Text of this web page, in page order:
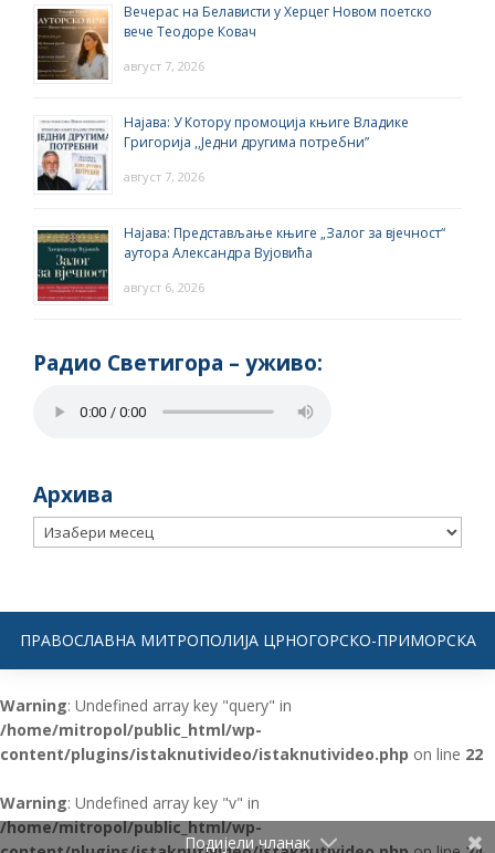
Вечерас на Белависти у Херцег Новом поетско
вече Теодоре Ковач
август 7, 2026
Најава: У Котору промоција књиге Владике
Григорија ,,Једни другима потребни”
август 7, 2026
Најава: Представљање књиге „Залог за вјечност“
аутора Александра Вујовића
август 6, 2026
Радио Светигора – yживо:
Архива
Архива
ПРАВОСЛАВНА МИТРОПОЛИЈА ЦРНОГОРСКО-ПРИМОРСКА
Warning: Undefined array key "query" in
/home/mitropol/public_html/wp-
content/plugins/istaknutivideo/istaknutivideo.php on line 22
Warning: Undefined array key "v" in
/home/mitropol/public_html/wp-
Подијели чланак